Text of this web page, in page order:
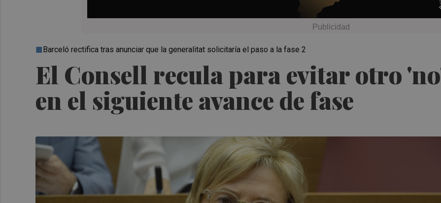
El Consell recula para evitar otro
en el siguiente avance de fase
Barceló rectifica tras anunciar que la generalitat solicitaría el paso a la fase 2